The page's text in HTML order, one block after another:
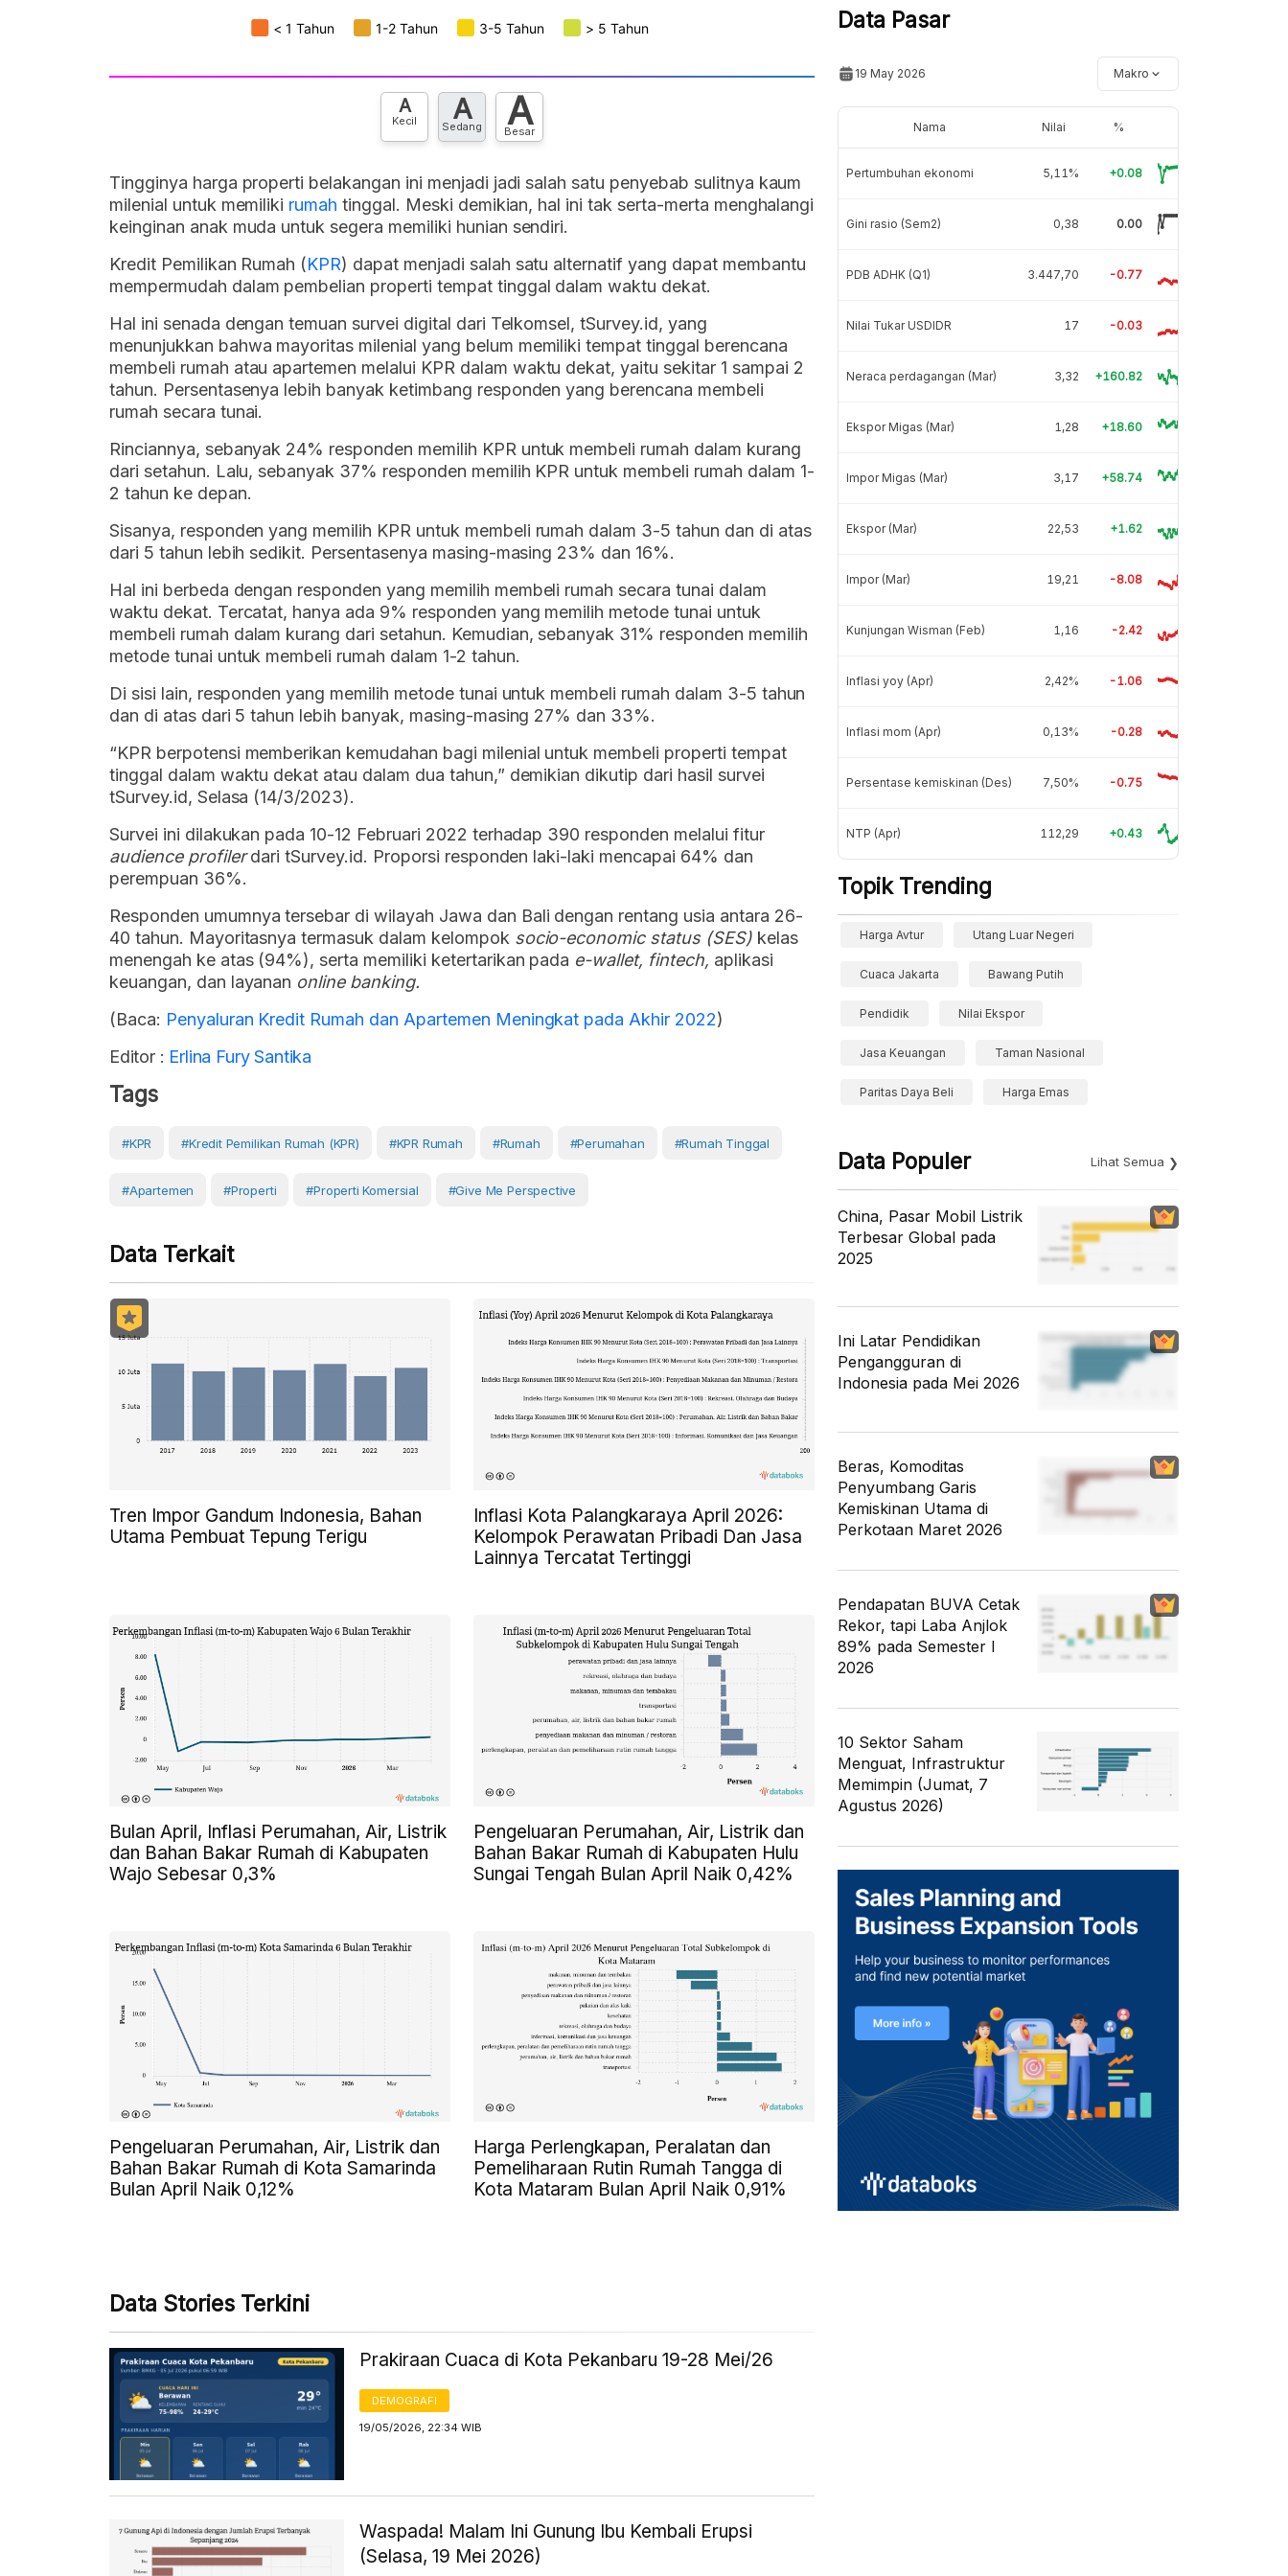
A
Kecil A
Sedang A
Besar
Tingginya harga properti belakangan ini menjadi jadi salah satu penyebab sulitnya kaum
milenial untuk memiliki rumah tinggal. Meski demikian, hal ini tak serta-merta menghalangi
keinginan anak muda untuk segera memiliki hunian sendiri.
Kredit Pemilikan Rumah (KPR) dapat menjadi salah satu alternatif yang dapat membantu
mempermudah dalam pembelian properti tempat tinggal dalam waktu dekat.
Hal ini senada dengan temuan survei digital dari Telkomsel, tSurvey.id, yang
menunjukkan bahwa mayoritas milenial yang belum memiliki tempat tinggal berencana
membeli rumah atau apartemen melalui KPR dalam waktu dekat, yaitu sekitar 1 sampai 2
tahun. Persentasenya lebih banyak ketimbang responden yang berencana membeli
rumah secara tunai.
Rinciannya, sebanyak 24% responden memilih KPR untuk membeli rumah dalam kurang
dari setahun. Lalu, sebanyak 37% responden memilih KPR untuk membeli rumah dalam 1-
2 tahun ke depan.
Sisanya, responden yang memilih KPR untuk membeli rumah dalam 3-5 tahun dan di atas
dari 5 tahun lebih sedikit. Persentasenya masing-masing 23% dan 16%.
Hal ini berbeda dengan responden yang memilih membeli rumah secara tunai dalam
waktu dekat. Tercatat, hanya ada 9% responden yang memilih metode tunai untuk
membeli rumah dalam kurang dari setahun. Kemudian, sebanyak 31% responden memilih
metode tunai untuk membeli rumah dalam 1-2 tahun.
Di sisi lain, responden yang memilih metode tunai untuk membeli rumah dalam 3-5 tahun
dan di atas dari 5 tahun lebih banyak, masing-masing 27% dan 33%.
“KPR berpotensi memberikan kemudahan bagi milenial untuk membeli properti tempat
tinggal dalam waktu dekat atau dalam dua tahun,” demikian dikutip dari hasil survei
tSurvey.id, Selasa (14/3/2023).
Survei ini dilakukan pada 10-12 Februari 2022 terhadap 390 responden melalui fitur
audience profilerdari tSurvey.id. Proporsi responden laki-laki mencapai 64% dan
perempuan 36%.
Responden umumnya tersebar di wilayah Jawa dan Bali dengan rentang usia antara 26-
40 tahun. Mayoritasnya termasuk dalam kelompok socio-economic status (SES)kelas
menengah ke atas (94%), serta memiliki ketertarikan pada ­e-wallet, fintech, aplikasi
keuangan, dan layanan online banking.
(Baca: Penyaluran Kredit Rumah dan Apartemen Meningkat pada Akhir 2022)
Editor : Erlina Fury Santika
Tags
#KPR #Kredit Pemilikan Rumah (KPR) #KPR Rumah #Rumah #Perumahan #Rumah Tinggal
#Apartemen #Properti #Properti Komersial #Give Me Perspective
Data Terkait
Tren Impor Gandum Indonesia, Bahan
Utama Pembuat Tepung Terigu
Inflasi Kota Palangkaraya April 2026:
Kelompok Perawatan Pribadi Dan Jasa
Lainnya Tercatat Tertinggi
Bulan April, Inflasi Perumahan, Air, Listrik
dan Bahan Bakar Rumah di Kabupaten
Wajo Sebesar 0,3%
Pengeluaran Perumahan, Air, Listrik dan
Bahan Bakar Rumah di Kabupaten Hulu
Sungai Tengah Bulan April Naik 0,42%
Pengeluaran Perumahan, Air, Listrik dan
Bahan Bakar Rumah di Kota Samarinda
Bulan April Naik 0,12%
Harga Perlengkapan, Peralatan dan
Pemeliharaan Rutin Rumah Tangga di
Kota Mataram Bulan April Naik 0,91%
Data Stories Terkini
Prakiraan Cuaca di Kota Pekanbaru 19-28 Mei/26
DEMOGRAFI
19/05/2026, 22:34 WIB
Waspada! Malam Ini Gunung Ibu Kembali Erupsi
(Selasa, 19 Mei 2026)
Data Pasar
19 May 2026 Makro
Nama Nilai %
Pertumbuhan ekonomi 5,11% +0.08
Gini rasio (Sem2) 0,38 0.00
PDB ADHK (Q1) 3.447,70 -0.77
Nilai Tukar USDIDR 17 -0.03
Neraca perdagangan (Mar) 3,32 +160.82
Ekspor Migas (Mar) 1,28 +18.60
Impor Migas (Mar) 3,17 +58.74
Ekspor (Mar) 22,53 +1.62
Impor (Mar) 19,21 -8.08
Kunjungan Wisman (Feb) 1,16 -2.42
Inflasi yoy (Apr) 2,42% -1.06
Inflasi mom (Apr) 0,13% -0.28
Persentase kemiskinan (Des) 7,50% -0.75
NTP (Apr) 112,29 +0.43
Topik Trending
Harga Avtur Utang Luar Negeri
Cuaca Jakarta Bawang Putih
Pendidik Nilai Ekspor
Jasa Keuangan Taman Nasional
Paritas Daya Beli Harga Emas
Data Populer Lihat Semua
China, Pasar Mobil Listrik
Terbesar Global pada
2025
Ini Latar Pendidikan
Pengangguran di
Indonesia pada Mei 2026
Beras, Komoditas
Penyumbang Garis
Kemiskinan Utama di
Perkotaan Maret 2026
Pendapatan BUVA Cetak
Rekor, tapi Laba Anjlok
89% pada Semester I
2026
10 Sektor Saham
Menguat, Infrastruktur
Memimpin (Jumat, 7
Agustus 2026)